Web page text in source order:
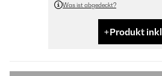
Was ist abgedeckt?
Produkt